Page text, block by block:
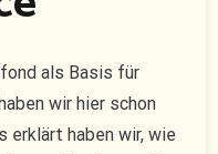
als Basis für
wir hier schon
haben wir, wie